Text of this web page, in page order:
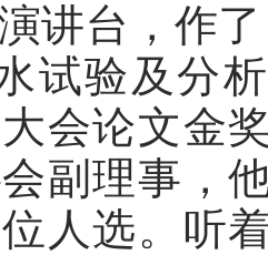
讲台，作
试验及分
会论文金
副理事，
人选。听